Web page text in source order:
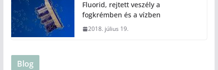
Fluorid, rejtett veszély a
fogkrémben és a vízben
2018. július 19.
Blog